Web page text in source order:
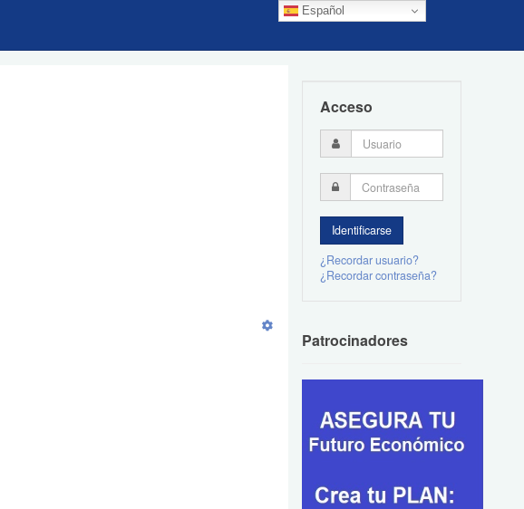
Español
Acceso
¿Recordar usuario?
¿Recordar contraseña?
Patrocinadores